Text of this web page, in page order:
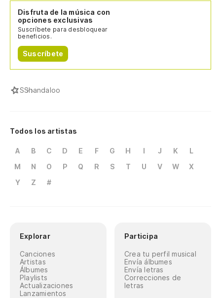
Disfruta de la música con
opciones exclusivas
Suscríbete para desbloquear
beneficios.
Suscríbete
SShandaloo
Todos los artistas
A B C D E F G H I J K
L
M
N O P Q R S T U V W
X
Y
Z #
Explorar
Canciones
Artistas
Álbumes
Playlists
Actualizaciones
Lanzamientos
Participa
Crea tu perfil musical
Envía álbumes
Envía letras
Correcciones de
letras